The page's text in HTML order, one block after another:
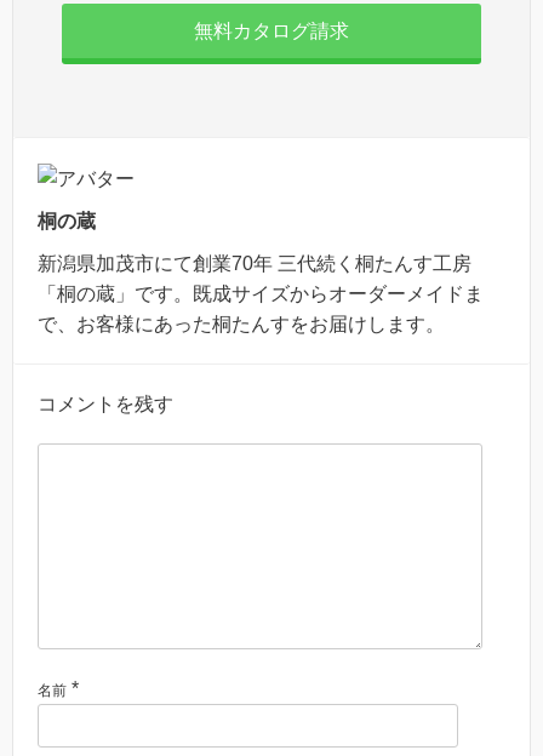
無料カタログ請求
桐の蔵
新潟県加茂市にて創業70年 三代続く桐たんす工房
「桐の蔵」です。既成サイズからオーダーメイドま
で、お客様にあった桐たんすをお届けします。
コメントを残す
名前 *